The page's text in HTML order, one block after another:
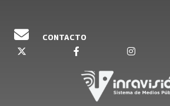
CONTACTO